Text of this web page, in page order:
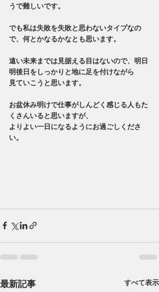
うで難しいです。
でも私は失敗を失敗と思わないタイプなの
で、何とかなるかなとも思います。
遠い未来までは見据える目はないので、明日
明後日をしっかりと地に足を付けながら
見ていこうと思います。
お盆休み明けで仕事がしんどく感じる人もた
くさんいると思いますが、
よりよい一日になるようにお過ごしくださ
い。
最新記事 すべて表示